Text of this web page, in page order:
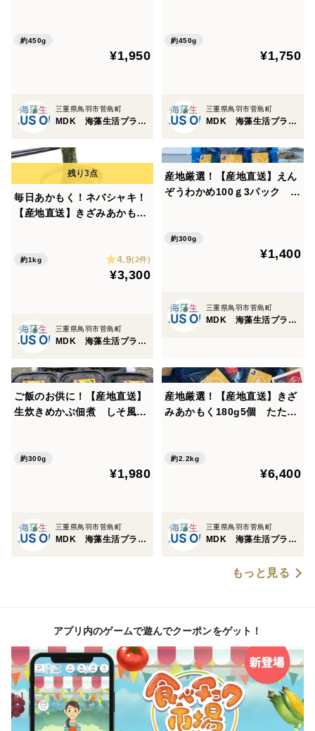
人気のおみやげ 鳥羽のお土
産28選 NIPPONFOODSHIF
約450g
¥1,950
三重県鳥羽市菅島町
MDK 海藻生活プラスワン
のおみやげ 鳥羽のお土産28
選 NIPPONFOODSHIFT入
約450g
¥1,750
三重県鳥羽市菅島町
MDK 海藻生活プラスワン
毎日あかもく！ネバシャキ！
【産地直送】きざみあかもく
島沿岸で収穫！ 人気のおみ
やげ 鳥羽のお土産28選 NI
約1kg 4.9(2件)
¥3,300
三重県鳥羽市菅島町
MDK 海藻生活プラスワン
産地厳選！【産地直送】えん
ぞうわかめ100ｇ3パック
みやげ
約300g
¥1,400
三重県鳥羽市菅島町
MDK 海藻生活プラスワン
ご飯のお供に！【産地直送】
生炊きめかぶ佃煮 しそ風
で収穫！ 人気のおみやげ
約300g
¥1,980
三重県鳥羽市菅島町
MDK 海藻生活プラスワン
産地厳選！【産地直送】きざ
みあかもく180g5個 たたき
せセット 伊勢志摩産 鳥羽
市の離島・菅島沿岸で収穫！
約2.2kg
¥6,400
三重県鳥羽市菅島町
MDK 海藻生活プラスワン
もっと見る
アプリ内のゲームで遊んでクーポンをゲット！